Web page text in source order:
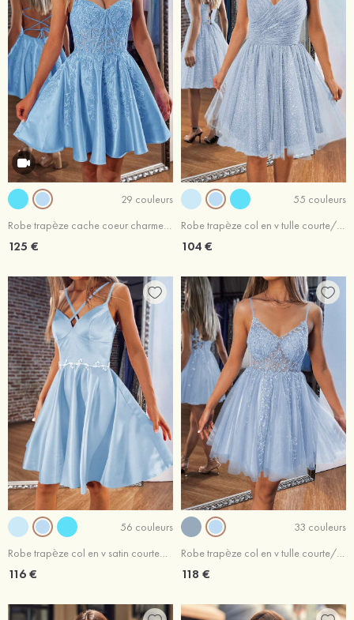
29 couleurs
Robe trapèze cache coeur charmeuse courte/mini robe de fête de la rentrée
125 €
55 couleurs
Robe trapèze col en v tulle courte/mini robe de fête de la rentrée
104 €
56 couleurs
Robe trapèze col en v satin courte/mini robe de fête de la rentrée
116 €
33 couleurs
Robe trapèze col en v tulle courte/mini robe de fête de la rentrée
118 €